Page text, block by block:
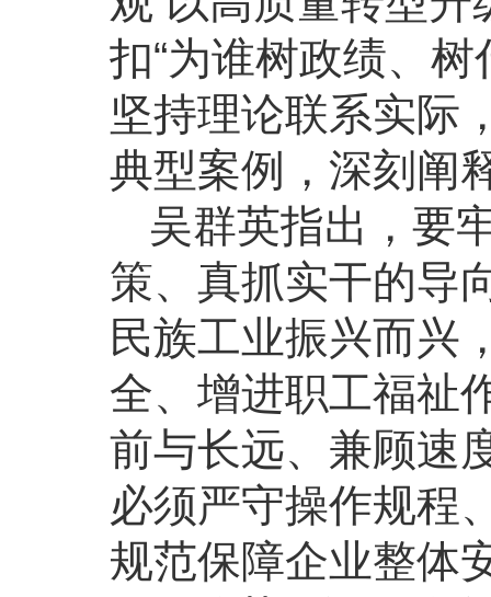
扣“为谁树政绩、
坚持理论联系实际
典型案例，深刻阐
吴群英指出，要
策、真抓实干的导
民族工业振兴而兴
全、增进职工福祉
前与长远、兼顾速
必须严守操作规程
规范保障企业整体